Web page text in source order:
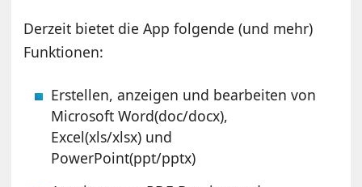
Derzeit bietet die App folgende (und mehr)
Funktionen:
Erstellen, anzeigen und bearbeiten von
Microsoft Word(doc/docx),
Excel(xls/xlsx) und
PowerPoint(ppt/pptx)